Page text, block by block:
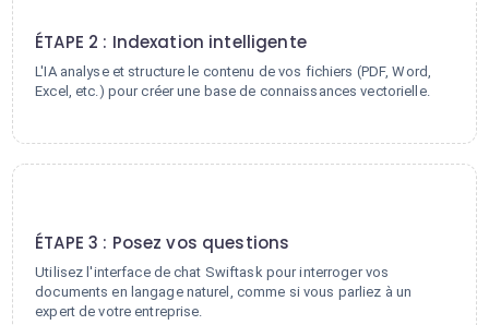
ÉTAPE 2 : Indexation intelligente
L'IA analyse et structure le contenu de vos fichiers (PDF, Word,
Excel, etc.) pour créer une base de connaissances vectorielle.
ÉTAPE 3 : Posez vos questions
Utilisez l'interface de chat Swiftask pour interroger vos
documents en langage naturel, comme si vous parliez à un
expert de votre entreprise.